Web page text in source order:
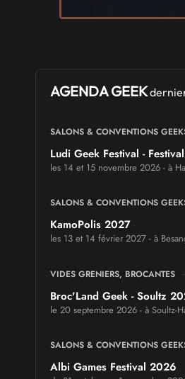
AGENDA GEEK
SALONS & CONVENTIONS
Ludi Geek Festival -
les 14 et 15 novembre 2026 - à
SALONS & CONVENTIONS
KamoPolis 2027
les 13 et 14 février 2027 - à
VIDES GRENIERS, BROCANTES
Broc'Land Geek - Soultz
le 20 septembre 2026 - à Soultz-
SALONS & CONVENTIONS
Albi Games Festival 2026